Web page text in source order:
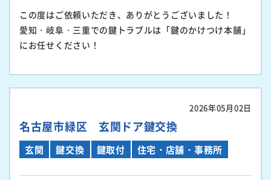
この度はご依頼いただき、ありがとうございました！
愛知・岐阜・三重での鍵トラブルは「鍵のかけつけ本舗」
にお任せください！
2026年05月02日
名古屋市緑区 玄関ドア鍵交換
玄関 鍵交換 鍵取付 住宅・店舗・事務所